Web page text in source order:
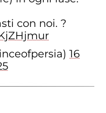
con noi. ?
16